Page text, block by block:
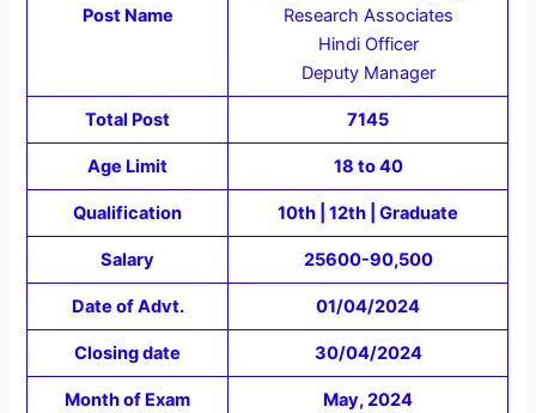
Post Name
Research Associates
Hindi Officer
Deputy Manager
Total Post 7145
Age Limit 18 to 40
Qualification 10th | 12th | Graduate
Salary 25600-90,500
Date of Advt. 01/04/2024
Closing date 30/04/2024
Month of Exam May, 2024